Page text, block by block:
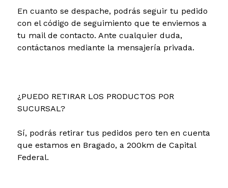
En cuanto se despache, podrás seguir tu pedido
con el código de seguimiento que te enviemos a
tu mail de contacto. Ante cualquier duda,
contáctanos mediante la mensajería privada.
¿PUEDO RETIRAR LOS PRODUCTOS POR
SUCURSAL?
Sí, podrás retirar tus pedidos pero ten en cuenta
que estamos en Bragado, a 200km de Capital
Federal.